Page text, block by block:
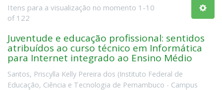
Itens para a visualização no momento 1-10
of 122
Juventude e educação profissional: sentidos
atribuídos ao curso técnico em Informática
para Internet integrado ao Ensino Médio
Santos, Priscylla Kelly Pereira dos (Instituto Federal de
Educação, Ciência e Tecnologia de Pernambuco - Campus